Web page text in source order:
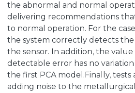
the abnormal and normal
delivering recommendations
to normal operation. For the
the system correctly detects
the sensor. In addition, the
detectable error has no
the first PCA model.Finally, tests
adding noise to the